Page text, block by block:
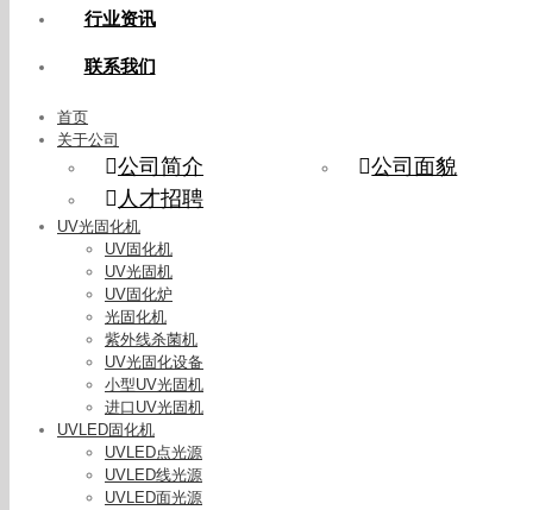
行业资讯
联系我们
首页
关于公司
公司简介
公司面貌
人才招聘
UV光固化机
UV固化机
UV光固机
UV固化炉
光固化机
紫外线杀菌机
UV光固化设备
小型UV光固机
进口UV光固机
UVLED固化机
UVLED点光源
UVLED线光源
UVLED面光源